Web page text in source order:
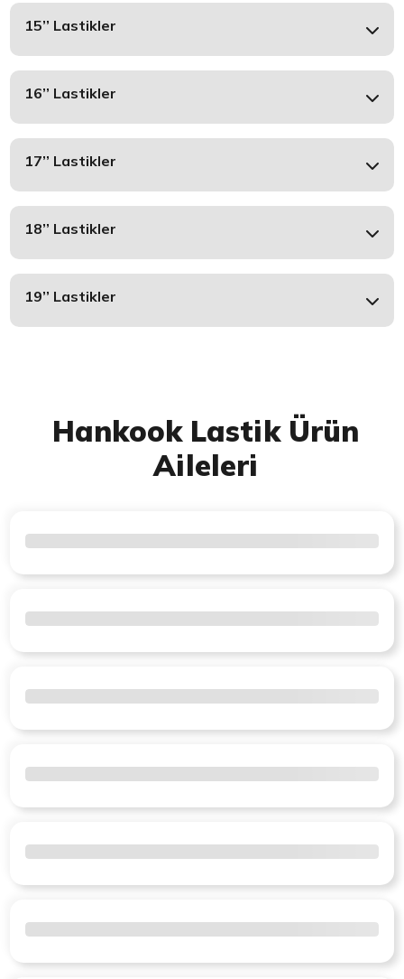
15’’ Lastikler
16’’ Lastikler
17’’ Lastikler
18’’ Lastikler
19’’ Lastikler
Hankook Lastik Ürün
Aileleri